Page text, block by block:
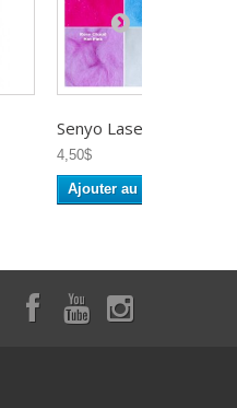
Senyo Laser...
4,50$
Ajouter au panier